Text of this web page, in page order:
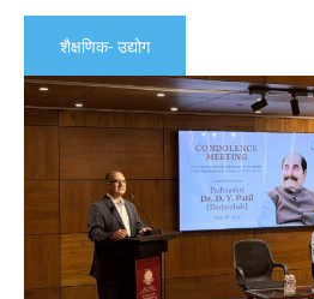
शैक्षणिक- उद्योग